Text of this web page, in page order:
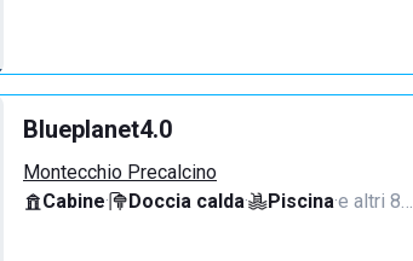
Blueplanet4.0
Montecchio Precalcino
Cabine· Doccia calda· Piscina·e altri 8…